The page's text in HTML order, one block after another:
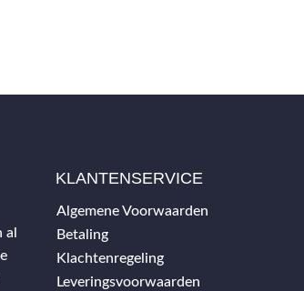
KLANTENSERVICE
Algemene Voorwaarden
Betaling
Klachtenregeling
Leveringsvoorwaarden